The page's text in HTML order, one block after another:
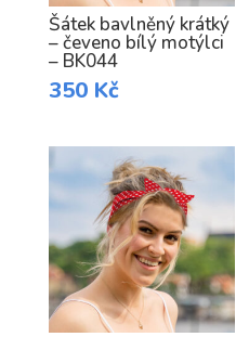
Šátek bavlněný krátký
– čeveno bílý motýlci
– BK044
350 Kč